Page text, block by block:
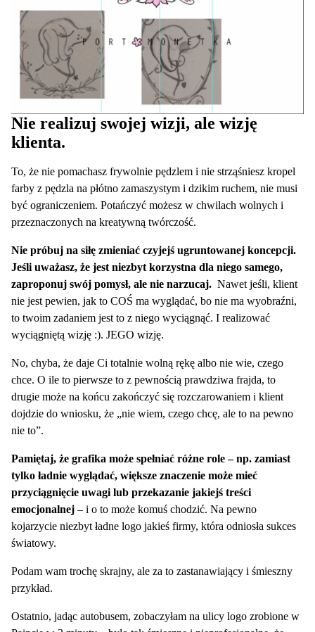
Nie realizuj swojej wizji, ale wizję
klienta.
To, że nie pomachasz frywolnie pędzlem i nie strząśniesz kropel
farby z pędzla na płótno zamaszystym i dzikim ruchem, nie musi
być ograniczeniem. Potańczyć możesz w chwilach wolnych i
przeznaczonych na kreatywną twórczość.
Nie próbuj na siłę zmieniać czyjejś ugruntowanej koncepcji.
Jeśli uważasz, że jest niezbyt korzystna dla niego samego,
zaproponuj swój pomysł, ale nie narzucaj. Nawet jeśli, klient
nie jest pewien, jak to COŚ ma wyglądać, bo nie ma wyobraźni,
to twoim zadaniem jest to z niego wyciągnąć. I realizować
wyciągniętą wizję :). JEGO wizję.
No, chyba, że daje Ci totalnie wolną rękę albo nie wie, czego
chce. O ile to pierwsze to z pewnością prawdziwa frajda, to
drugie może na końcu zakończyć się rozczarowaniem i klient
dojdzie do wniosku, że „nie wiem, czego chcę, ale to na pewno
nie to”.
Pamiętaj, że grafika może spełniać różne role – np. zamiast
tylko ładnie wyglądać, większe znaczenie może mieć
przyciągnięcie uwagi lub przekazanie jakiejś treści
emocjonalnej – i o to może komuś chodzić. Na pewno
kojarzycie niezbyt ładne logo jakieś firmy, która odniosła sukces
światowy.
Podam wam trochę skrajny, ale za to zastanawiający i śmieszny
przykład.
Ostatnio, jadąc autobusem, zobaczyłam na ulicy logo zrobione w